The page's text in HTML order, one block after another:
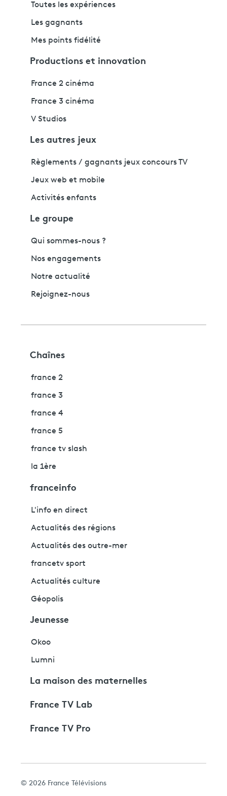
Toutes les expériences
Les gagnants
Mes points fidélité
Productions et innovation
France 2 cinéma
France 3 cinéma
V Studios
Les autres jeux
Règlements / gagnants jeux concours TV
Jeux web et mobile
Activités enfants
Le groupe
Qui sommes-nous ?
Nos engagements
Notre actualité
Rejoignez-nous
Chaînes
france 2
france 3
france 4
france 5
france tv slash
la 1ère
franceinfo
L'info en direct
Actualités des régions
Actualités des outre-mer
francetv sport
Actualités culture
Géopolis
Jeunesse
Okoo
Lumni
La maison des maternelles
France TV Lab
France TV Pro
© 2026 France Télévisions